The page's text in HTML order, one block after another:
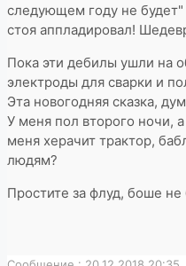
следующем году не будет"
стоя аппладировал!
Пока эти дебилы ушли на
электроды для сварки и
Эта новогодняя сказка,
У меня пол второго ночи,
меня херачит трактор,
людям?
Простите за флуд, боше не